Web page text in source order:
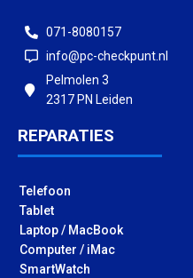
071-8080157
info@pc-checkpunt.nl
Pelmolen 3
2317 PN Leiden
REPARATIES
Telefoon
Tablet
Laptop / MacBook
Computer / iMac
SmartWatch